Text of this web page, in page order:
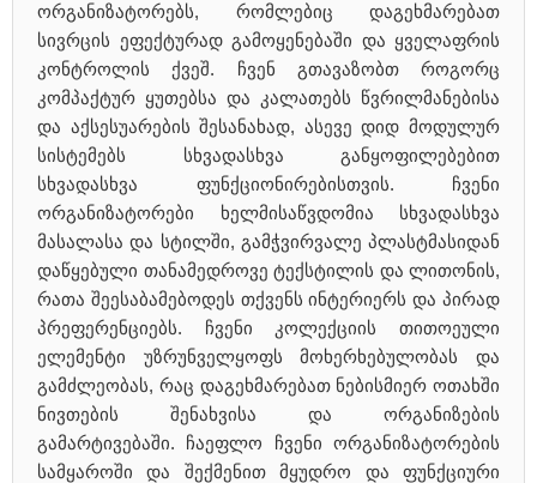
ორგანიზატორებს, რომლებიც დაგეხმარებათ
სივრცის ეფექტურად გამოყენებაში და ყველაფრის
კონტროლის ქვეშ. ჩვენ გთავაზობთ როგორც
კომპაქტურ ყუთებსა და კალათებს წვრილმანებისა
და აქსესუარების შესანახად, ასევე დიდ მოდულურ
სისტემებს სხვადასხვა განყოფილებებით
სხვადასხვა ფუნქციონირებისთვის. ჩვენი
ორგანიზატორები ხელმისაწვდომია სხვადასხვა
მასალასა და სტილში, გამჭვირვალე პლასტმასიდან
დაწყებული თანამედროვე ტექსტილის და ლითონის,
რათა შეესაბამებოდეს თქვენს ინტერიერს და პირად
პრეფერენციებს. ჩვენი კოლექციის თითოეული
ელემენტი უზრუნველყოფს მოხერხებულობას და
გამძლეობას, რაც დაგეხმარებათ ნებისმიერ ოთახში
ნივთების შენახვისა და ორგანიზების
გამარტივებაში. ჩაეფლო ჩვენი ორგანიზატორების
სამყაროში და შექმენით მყუდრო და ფუნქციური